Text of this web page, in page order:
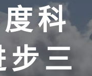
N
科
三